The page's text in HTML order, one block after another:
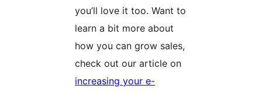
you’ll love it too. Want to
learn a bit more about
how you can grow sales,
check out our article on
increasing your e-